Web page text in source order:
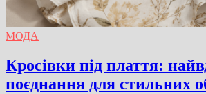
МОДА
Кросівки під плаття:
поєднання для стильних